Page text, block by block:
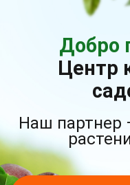
Добро
Центр
Наш партнер